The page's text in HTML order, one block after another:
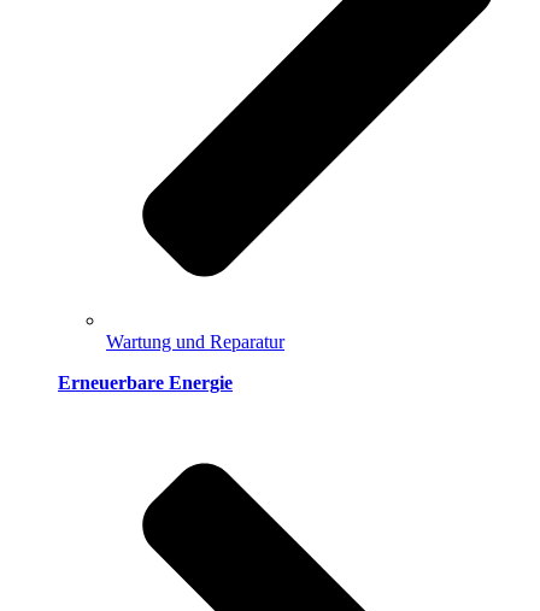
Wartung und Reparatur
Erneuerbare Energie